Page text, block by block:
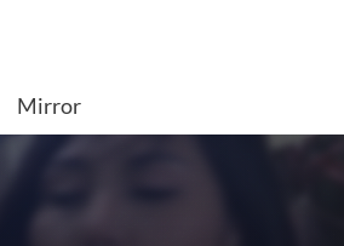
Mirror